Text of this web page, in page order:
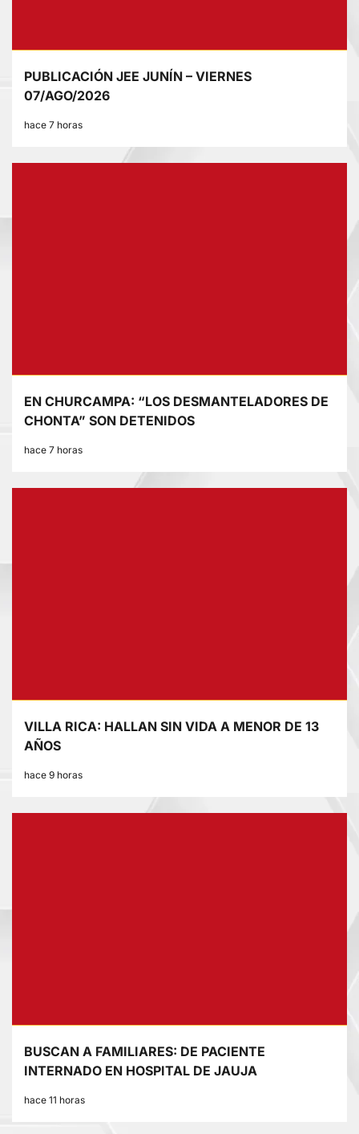
PUBLICACIÓN JEE JUNÍN – VIERNES
07/AGO/2026
hace 7 horas
EN CHURCAMPA: “LOS DESMANTELADORES DE
CHONTA” SON DETENIDOS
hace 7 horas
VILLA RICA: HALLAN SIN VIDA A MENOR DE 13
AÑOS
hace 9 horas
BUSCAN A FAMILIARES: DE PACIENTE
INTERNADO EN HOSPITAL DE JAUJA
hace 11 horas